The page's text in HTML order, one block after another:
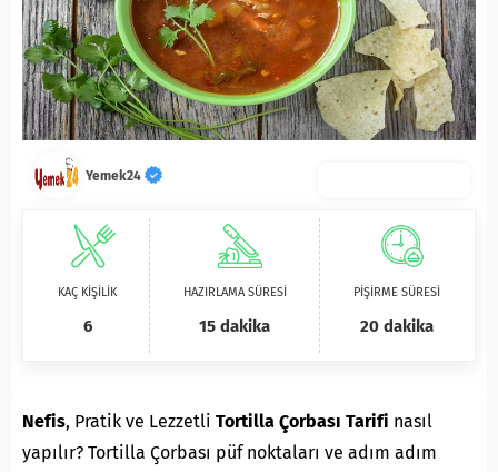
Yemek24
KAÇ KİŞİLİK
6
HAZIRLAMA SÜRESİ
15 dakika
PİŞİRME SÜRESİ
20 dakika
Nefis, Pratik ve Lezzetli Tortilla Çorbası Tarifi nasıl
yapılır? Tortilla Çorbası püf noktaları ve adım adım